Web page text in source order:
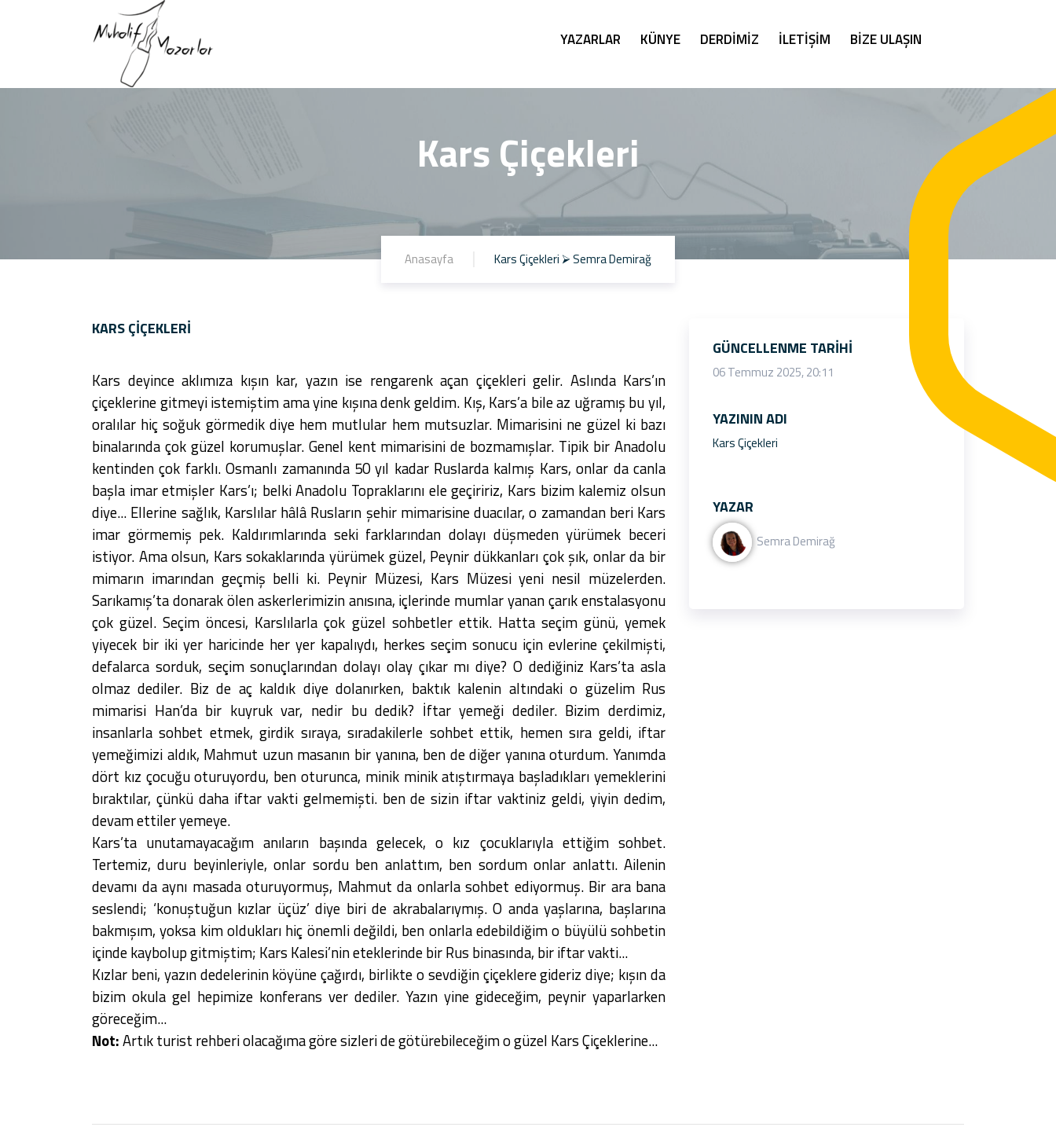
YAZARLAR KÜNYE DERDİMİZ İLETİŞİM BİZE ULAŞIN
Kars Çiçekleri
Anasayfa Kars Çiçekleri ⮚ Semra Demirağ
KARS ÇIÇEKLERI
Kars deyince aklımıza kışın kar, yazın ise rengarenk açan çiçekleri gelir. Aslında Kars’ın
çiçeklerine gitmeyi istemiştim ama yine kışına denk geldim. Kış, Kars’a bile az uğramış bu yıl,
oralılar hiç soğuk görmedik diye hem mutlular hem mutsuzlar. Mimarisini ne güzel ki bazı
binalarında çok güzel korumuşlar. Genel kent mimarisini de bozmamışlar. Tipik bir Anadolu
kentinden çok farklı. Osmanlı zamanında 50 yıl kadar Ruslarda kalmış Kars, onlar da canla
başla imar etmişler Kars’ı; belki Anadolu Topraklarını ele geçiririz, Kars bizim kalemiz olsun
diye... Ellerine sağlık, Karslılar hâlâ Rusların şehir mimarisine duacılar, o zamandan beri Kars
imar görmemiş pek. Kaldırımlarında seki farklarından dolayı düşmeden yürümek beceri
istiyor. Ama olsun, Kars sokaklarında yürümek güzel, Peynir dükkanları çok şık, onlar da bir
mimarın imarından geçmiş belli ki. Peynir Müzesi, Kars Müzesi yeni nesil müzelerden.
Sarıkamış’ta donarak ölen askerlerimizin anısına, içlerinde mumlar yanan çarık enstalasyonu
çok güzel. Seçim öncesi, Karslılarla çok güzel sohbetler ettik. Hatta seçim günü, yemek
yiyecek bir iki yer haricinde her yer kapalıydı, herkes seçim sonucu için evlerine çekilmişti,
defalarca sorduk, seçim sonuçlarından dolayı olay çıkar mı diye? O dediğiniz Kars’ta asla
olmaz dediler. Biz de aç kaldık diye dolanırken, baktık kalenin altındaki o güzelim Rus
mimarisi Han’da bir kuyruk var, nedir bu dedik? İftar yemeği dediler. Bizim derdimiz,
insanlarla sohbet etmek, girdik sıraya, sıradakilerle sohbet ettik, hemen sıra geldi, iftar
yemeğimizi aldık, Mahmut uzun masanın bir yanına, ben de diğer yanına oturdum. Yanımda
dört kız çocuğu oturuyordu, ben oturunca, minik minik atıştırmaya başladıkları yemeklerini
bıraktılar, çünkü daha iftar vakti gelmemişti. ben de sizin iftar vaktiniz geldi, yiyin dedim,
devam ettiler yemeye.
Kars’ta unutamayacağım anıların başında gelecek, o kız çocuklarıyla ettiğim sohbet.
Tertemiz, duru beyinleriyle, onlar sordu ben anlattım, ben sordum onlar anlattı. Ailenin
devamı da aynı masada oturuyormuş, Mahmut da onlarla sohbet ediyormuş. Bir ara bana
seslendi; ‘konuştuğun kızlar üçüz’ diye biri de akrabalarıymış. O anda yaşlarına, başlarına
bakmışım, yoksa kim oldukları hiç önemli değildi, ben onlarla edebildiğim o büyülü sohbetin
içinde kaybolup gitmiştim; Kars Kalesi’nin eteklerinde bir Rus binasında, bir iftar vakti...
Kızlar beni, yazın dedelerinin köyüne çağırdı, birlikte o sevdiğin çiçeklere gideriz diye; kışın da
bizim okula gel hepimize konferans ver dediler. Yazın yine gideceğim, peynir yaparlarken
göreceğim...
Not:Artık turist rehberi olacağıma göre sizleri de götürebileceğim o güzel Kars Çiçeklerine...
GÜNCELLENME TARIHI
06 Temmuz 2025, 20:11
YAZININ ADI
Kars Çiçekleri
YAZAR
Semra Demirağ